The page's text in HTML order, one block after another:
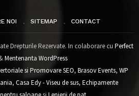
NOI SITEMAP CONTACT
Drepturile Rezervate. In colaborare cu Perfect
Mentenanta WordPress
si Promovare SEO, Brasov Events, WP
, Casa Edy - Viseu de sus, Echipamente